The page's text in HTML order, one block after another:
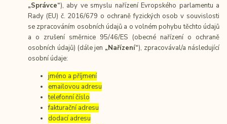
„Správce“), aby ve smyslu nařízení Evropského parlamentu a
Rady (EU) č. 2016/679 o ochraně fyzických osob v souvislosti
se zpracováním osobních údajů a o volném pohybu těchto údajů
a o zrušení směrnice 95/46/ES (obecné nařízení o ochraně
osobních údajů) (dále jen „Nařízení“), zpracovával/a následující
osobní údaje:
jméno a příjmení
emailovou adresu
telefonní číslo
fakturační adresu
dodací adresu